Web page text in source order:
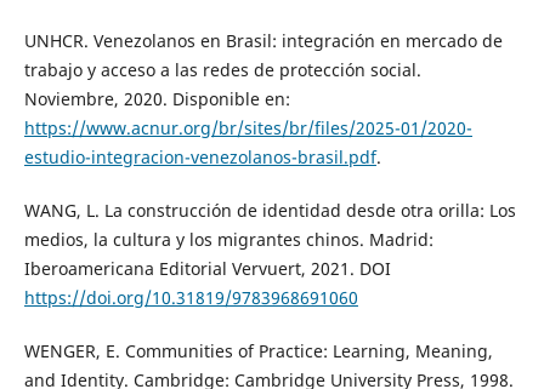
UNHCR. Venezolanos en Brasil: integración en mercado de
trabajo y acceso a las redes de protección social.
Noviembre, 2020. Disponible en:
https://www.acnur.org/br/sites/br/files/2025-01/2020-
estudio-integracion-venezolanos-brasil.pdf.
WANG, L. La construcción de identidad desde otra orilla: Los
medios, la cultura y los migrantes chinos. Madrid:
Iberoamericana Editorial Vervuert, 2021. DOI
https://doi.org/10.31819/9783968691060
WENGER, E. Communities of Practice: Learning, Meaning,
and Identity. Cambridge: Cambridge University Press, 1998.